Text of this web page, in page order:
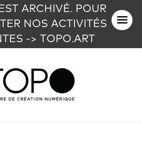
ARCHIVÉ. POUR
NOS ACTIVITÉS
-> TOPO.ART